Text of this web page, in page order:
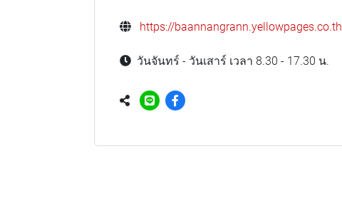
https://baannangrann.yellowpages.co.th
วันจันทร์ - วันเสาร์ เวลา 8.30 - 17.30 น.